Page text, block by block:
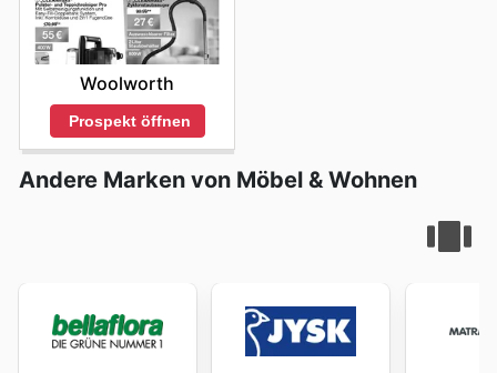
Woolworth
Prospekt öffnen
Andere Marken von Möbel & Wohnen